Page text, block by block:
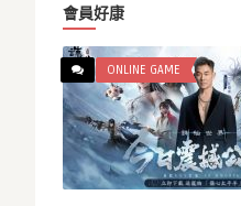
會員好康
ONLINE GAME